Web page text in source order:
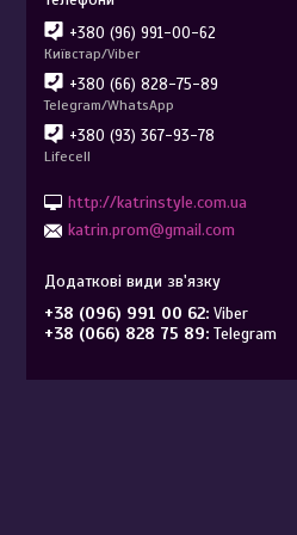
+380 (96) 991-00-62
Київстар/Viber
+380 (66) 828-75-89
Telegram/WhatsApp
+380 (93) 367-93-78
Lifecell
http://katrinstyle.com.ua
katrin.prom@gmail.com
+38 (096) 991 00 62 Viber
+38 (066) 828 75 89 Telegram